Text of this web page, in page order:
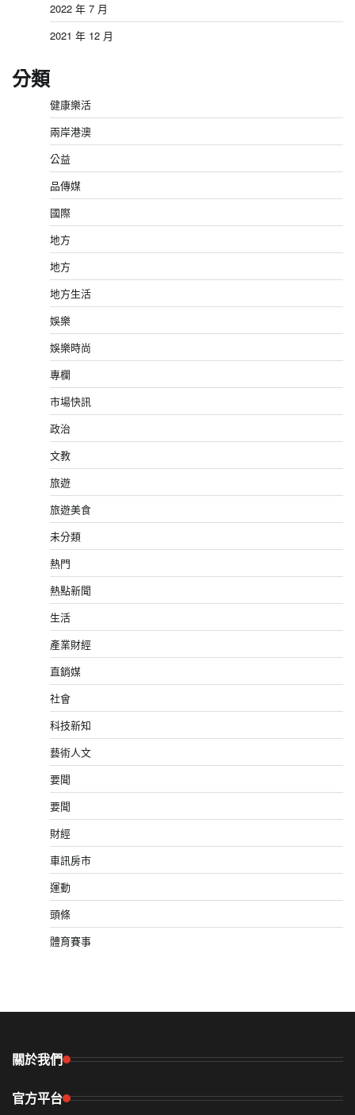
2022 年 7 月
2021 年 12 月
分類
健康樂活
兩岸港澳
公益
品傳媒
國際
地方
地方
地方生活
娛樂
娛樂時尚
專欄
市場快訊
政治
文教
旅遊
旅遊美食
未分類
熱門
熱點新聞
生活
產業財經
直銷媒
社會
科技新知
藝術人文
要聞
要聞
財經
車訊房市
運動
頭條
體育賽事
關於我們
官方平台